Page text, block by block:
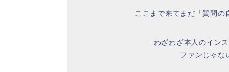
ここまで来てまだ「質問
わざわざ本人のイン
ファンじゃな